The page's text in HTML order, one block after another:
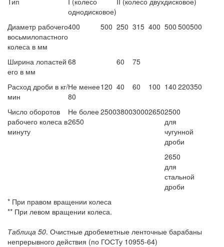
однодисковое)
Диаметр рабочего
восьмилопастного
колеса в мм
400 500 250 315 400 500 500500
Ширина лопастей
его в мм
68 60 75
Расход дроби в кг/
мин
Не менее
80
120 40 60 100 140 220350
Число оборотов
рабочего колеса в
минуту
Не более
2650
25003800300026502500
для
чугунной
дроби
2650
для
стальной
дроби
* При правом вращении колеса
** При левом вращении колеса.
Таблица 50. Очистные дробеметные ленточные барабаны
непрерывного действия (по ГОСТу 10955-64)